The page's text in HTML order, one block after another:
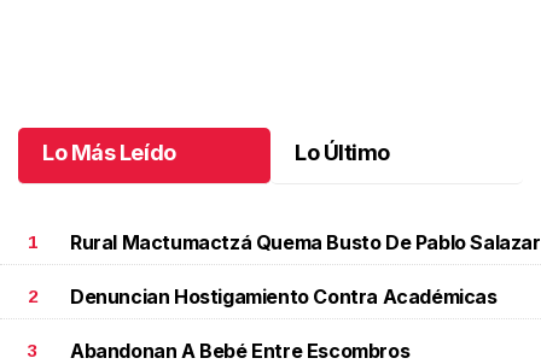
Lo Más Leído Lo Último
1 Rural Mactumactzá Quema Busto De Pablo Salazar
2 Denuncian Hostigamiento Contra Académicas
3 Abandonan A Bebé Entre Escombros